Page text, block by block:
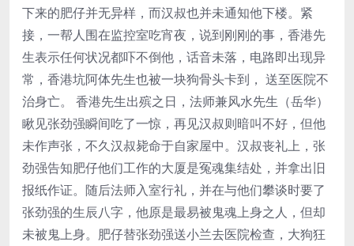
下来的肥仔并无异样，而汉叔也并未通知他下楼。紧
接，一帮人围在监控室吃宵夜，说到刚刚的事，香港先
生表示任何状况都吓不倒他，话音未落，电路即出现异
常，香港坑阿体先生也被一块狗骨头卡到， 送至医院不
治身亡。 香港先生出殡之日，法师兼风水先生（岳华）
瞅见张劲强瞬间吃了一惊，再见汉叔则暗叫不好，但他
未作声张，不久汉叔毙命于自家屋中。汉叔丧礼上，张
劲强告知肥仔他们工作的大厦是冤魂集结处，并拿出旧
报纸作证。随后法师入室行礼，并在与他们攀谈时要了
张劲强的生辰八字，他原是最易被鬼魂上身之人，但却
未被鬼上身。肥仔替张劲强送小兰去医院检查，大狗狂